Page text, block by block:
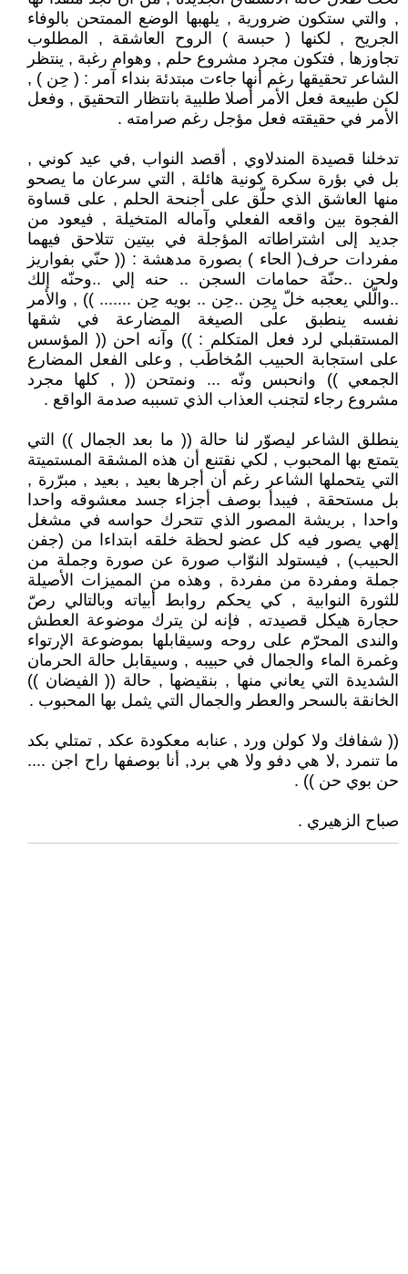
, والتي ستكون ضرورية , يلهبها الوضع الممتحن بالوفاء
الجريح , لكنها ( حبسة ) الروح العاشقة , المطلوب
تجاوزها , فتكون مجرد مشروع حلم , وهوام رغبة , ينتظر
الشاعر تحقيقها رغم أنها جاءت مبتدئة بنداء آمر : ( حِن ) ,
لكن طبيعة فعل الأمر أصلا طلبية بانتظار التحقيق , وفعل
الأمر في حقيقته فعل مؤجل رغم صرامته .
تدخلنا قصيدة المندلاوي , أقصد النواب ,في عيد كوني ,
بل في بؤرة سكرة كونية هائلة , التي سرعان ما يصحو
منها العاشق الذي حلّق على أجنحة الحلم , على قساوة
الفجوة بين واقعه الفعلي وآماله المتخيلة , فيعود من
جديد إلى اشتراطاته المؤجلة في بيتين تتلاحق فيهما
مفردات حرف( الحاء ) بصورة مدهشة : (( حنّي بفواريز
ولحن ..حنّة حمامات السجن .. حنه إلي ..وحنّه إلك
..والّلي يعجبه خلّ يِحِن ..حِن .. بويه حِن ....... )) , والأمر
نفسه ينطبق على الصيغة المضارعة في شقها
المستقبلي لرد فعل المتكلم : )) وآنه احن (( المؤسس
على استجابة الحبيب المُخاطَب , وعلى الفعل المضارع
الجمعي )) وانحبس ونّه ... ونمتحن (( , كلها مجرد
مشروع رجاء لتجنب العذاب الذي تسببه صدمة الواقع .
ينطلق الشاعر ليصوّر لنا حالة (( ما بعد الجمال )) التي
يتمتع بها المحبوب , لكي نقتنع أن هذه المشقة المستميتة
التي يتحملها الشاعر رغم أن أجرها بعيد , بعيد , مبرّرة ,
بل مستحقة , فيبدأ بوصف أجزاء جسد معشوقه واحدا
واحدا , بريشة المصور الذي تتحرك حواسه في مشغل
إلهي يصور فيه كل عضو لحظة خلقه ابتداءا من (جفن
الحبيب) , فيستولد النوّاب صورة عن صورة وجملة من
جملة ومفردة من مفردة , وهذه من المميزات الأصيلة
للثورة النوابية , كي يحكم روابط أبياته وبالتالي رصّ
حجارة هيكل قصيدته , فإنه لن يترك موضوعة العطش
والندى المحرّم على روحه وسيقابلها بموضوعة الإرتواء
وغمرة الماء والجمال في حبيبه , وسيقابل حالة الحرمان
الشديدة التي يعاني منها , بنقيضها , حالة (( الفيضان ))
الخانقة بالسحر والعطر والجمال التي يثمل بها المحبوب .
(( شفافك ولا كولن ورد , عنابه معكودة عكد , تمتلي بكد
ما تنمرد ,لا هي دفو ولا هي برد, أنا بوصفها راح اجن ....
حن بوي حن )) .
صباح الزهيري .